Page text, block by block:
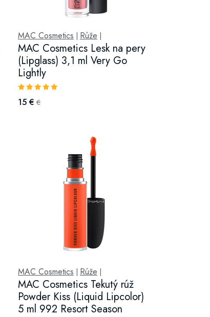
MAC Cosmetics Rúže
MAC Cosmetics Lesk na pery
(Lipglass) 3,1 ml Very Go
Lightly
15 € €
MAC Cosmetics Rúže
MAC Cosmetics Tekutý rúž
Powder Kiss (Liquid Lipcolor)
5 ml 992 Resort Season